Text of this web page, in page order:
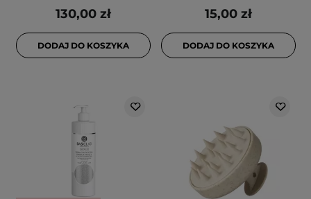
130,00 zł
DODAJ DO KOSZYKA
15,00 zł
DODAJ DO KOSZYKA